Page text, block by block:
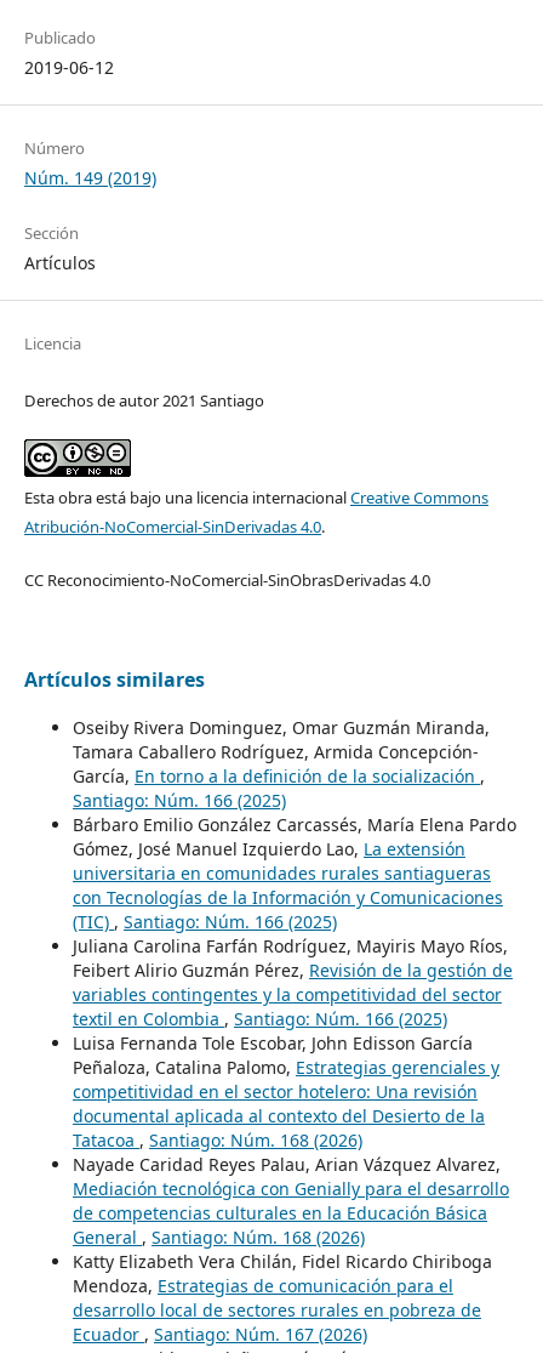
Publicado
2019-06-12
Número
Núm. 149 (2019)
Sección
Artículos
Licencia
Derechos de autor 2021 Santiago
Esta obra está bajo una licencia internacionalCreative Commons
Atribución-NoComercial-SinDerivadas 4.0.
CC Reconocimiento-NoComercial-SinObrasDerivadas 4.0
Artículos similares
Oseiby Rivera Dominguez, Omar Guzmán Miranda,
Tamara Caballero Rodríguez, Armida Concepción-
García, En torno a la definición de la socialización ,
Santiago: Núm. 166 (2025)
Bárbaro Emilio González Carcassés, María Elena Pardo
Gómez, José Manuel Izquierdo Lao, La extensión
universitaria en comunidades rurales santiagueras
con Tecnologías de la Información y Comunicaciones
(TIC) , Santiago: Núm. 166 (2025)
Juliana Carolina Farfán Rodríguez, Mayiris Mayo Ríos,
Feibert Alirio Guzmán Pérez, Revisión de la gestión de
variables contingentes y la competitividad del sector
textil en Colombia , Santiago: Núm. 166 (2025)
Luisa Fernanda Tole Escobar, John Edisson García
Peñaloza, Catalina Palomo, Estrategias gerenciales y
competitividad en el sector hotelero: Una revisión
documental aplicada al contexto del Desierto de la
Tatacoa , Santiago: Núm. 168 (2026)
Nayade Caridad Reyes Palau, Arian Vázquez Alvarez,
Mediación tecnológica con Genially para el desarrollo
de competencias culturales en la Educación Básica
General , Santiago: Núm. 168 (2026)
Katty Elizabeth Vera Chilán, Fidel Ricardo Chiriboga
Mendoza, Estrategias de comunicación para el
desarrollo local de sectores rurales en pobreza de
Ecuador , Santiago: Núm. 167 (2026)